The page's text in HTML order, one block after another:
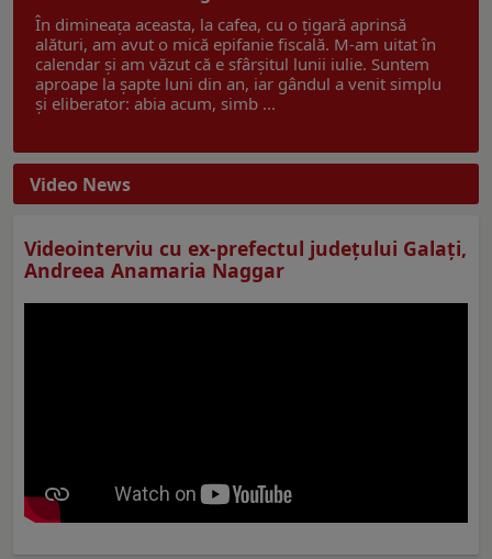
În dimineața aceasta, la cafea, cu o țigară aprinsă
alături, am avut o mică epifanie fiscală. M-am uitat în
calendar și am văzut că e sfârșitul lunii iulie. Suntem
aproape la șapte luni din an, iar gândul a venit simplu
și eliberator: abia acum, simb ...
Video News
Videointerviu cu ex-prefectul judeţului Galaţi,
Andreea Anamaria Naggar